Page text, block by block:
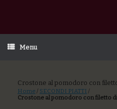
Menu
Crostone al pomodoro con
Home / SECONDI PIATTI /
Crostone al pomodoro con filetto